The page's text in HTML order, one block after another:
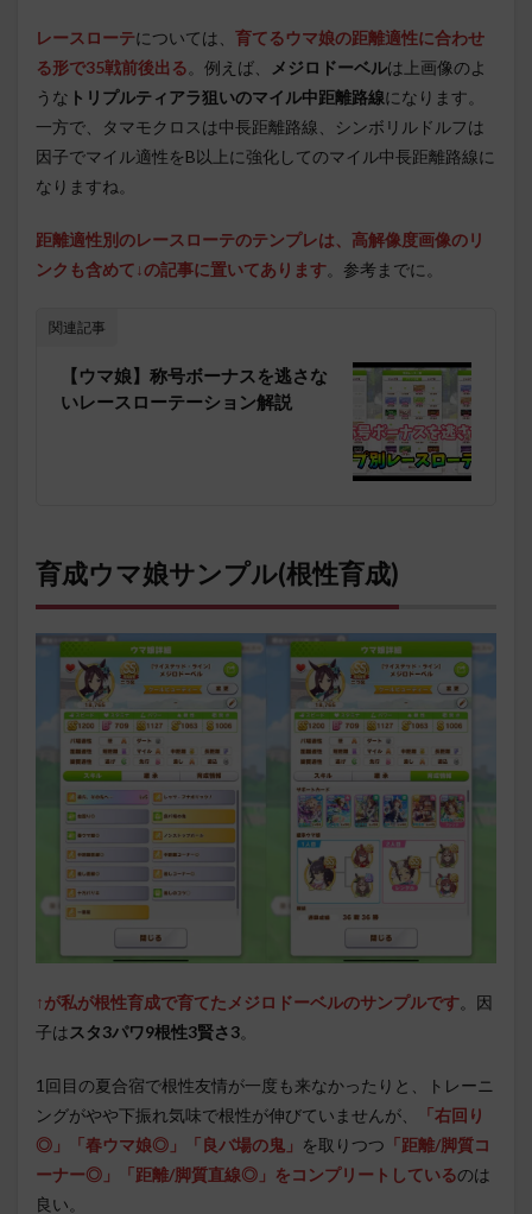
レースローテについては、 育てるウマ娘の距離適性に合わせ
る形で35戦前後出る。例えば、 メジロドーベルは上画像のよ
うな トリプルティアラ狙いのマイル中距離路線になります。
一方で、タマモクロスは中長距離路線、シンボリルドルフは
因子でマイル適性をB以上に強化してのマイル中長距離路線に
なりますね。
距離適性別のレースローテのテンプレは、高解像度画像のリ
ンクも含めて↓の記事に置いてあります。参考までに。
関連記事
【ウマ娘】称号ボーナスを逃さな
いレースローテーション解説
育成ウマ娘サンプル(根性育成)
↑が私が根性育成で育てたメジロドーベルのサンプルです。 因
子は スタ3パワ9根性3賢さ3。
1回目の夏合宿で根性友情が一度も来なかったりと、トレーニ
ングがやや下振れ気味で根性が伸びていませんが、
「右回り
◎」「春ウマ娘◎」「良バ場の鬼」 を取りつつ 「距離/脚質コ
ーナー◎」「距離/脚質直線◎」をコンプリートしているのは
良い。